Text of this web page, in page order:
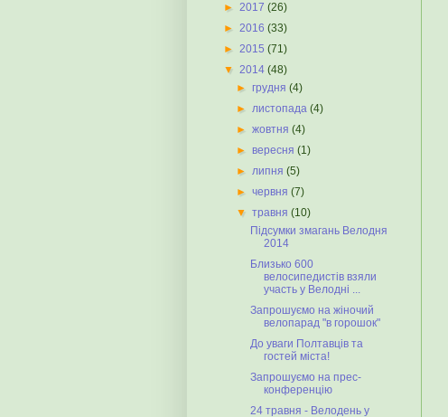
► 2017 (26)
► 2016 (33)
► 2015 (71)
▼ 2014 (48)
►грудня(4)
►листопада(4)
►жовтня(4)
►вересня(1)
►липня(5)
►червня(7)
▼травня(10)
Підсумки змагань Велодня
2014
Близько 600
велосипедистів взяли
участь у Велодні ...
Запрошуємо на жіночий
велопарад "в горошок"
До уваги Полтавців та
гостей міста!
Запрошуємо на прес-
конференцію
24 травня - Велодень у